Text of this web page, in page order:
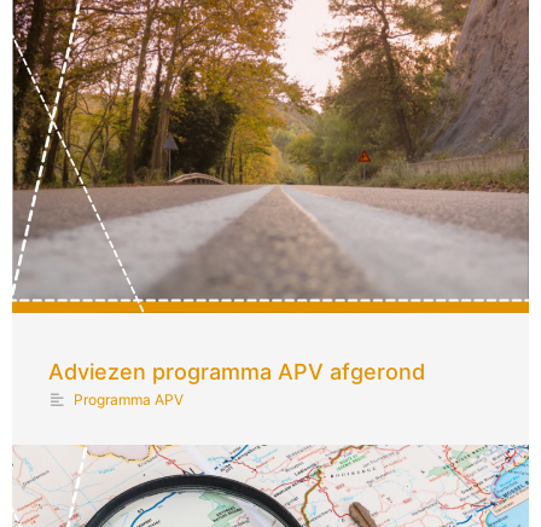
Adviezen programma APV afgerond
Programma APV